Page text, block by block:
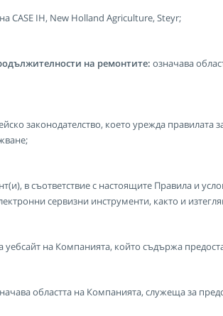
CASE IH, New Holland Agriculture, Steyr;
на ремонтите: означава
законодателство, което урежда
в съответствие с настоящите Правила и
сервизни инструменти, както и
на Компанията, който съдържа
областта на Компанията, служеща за